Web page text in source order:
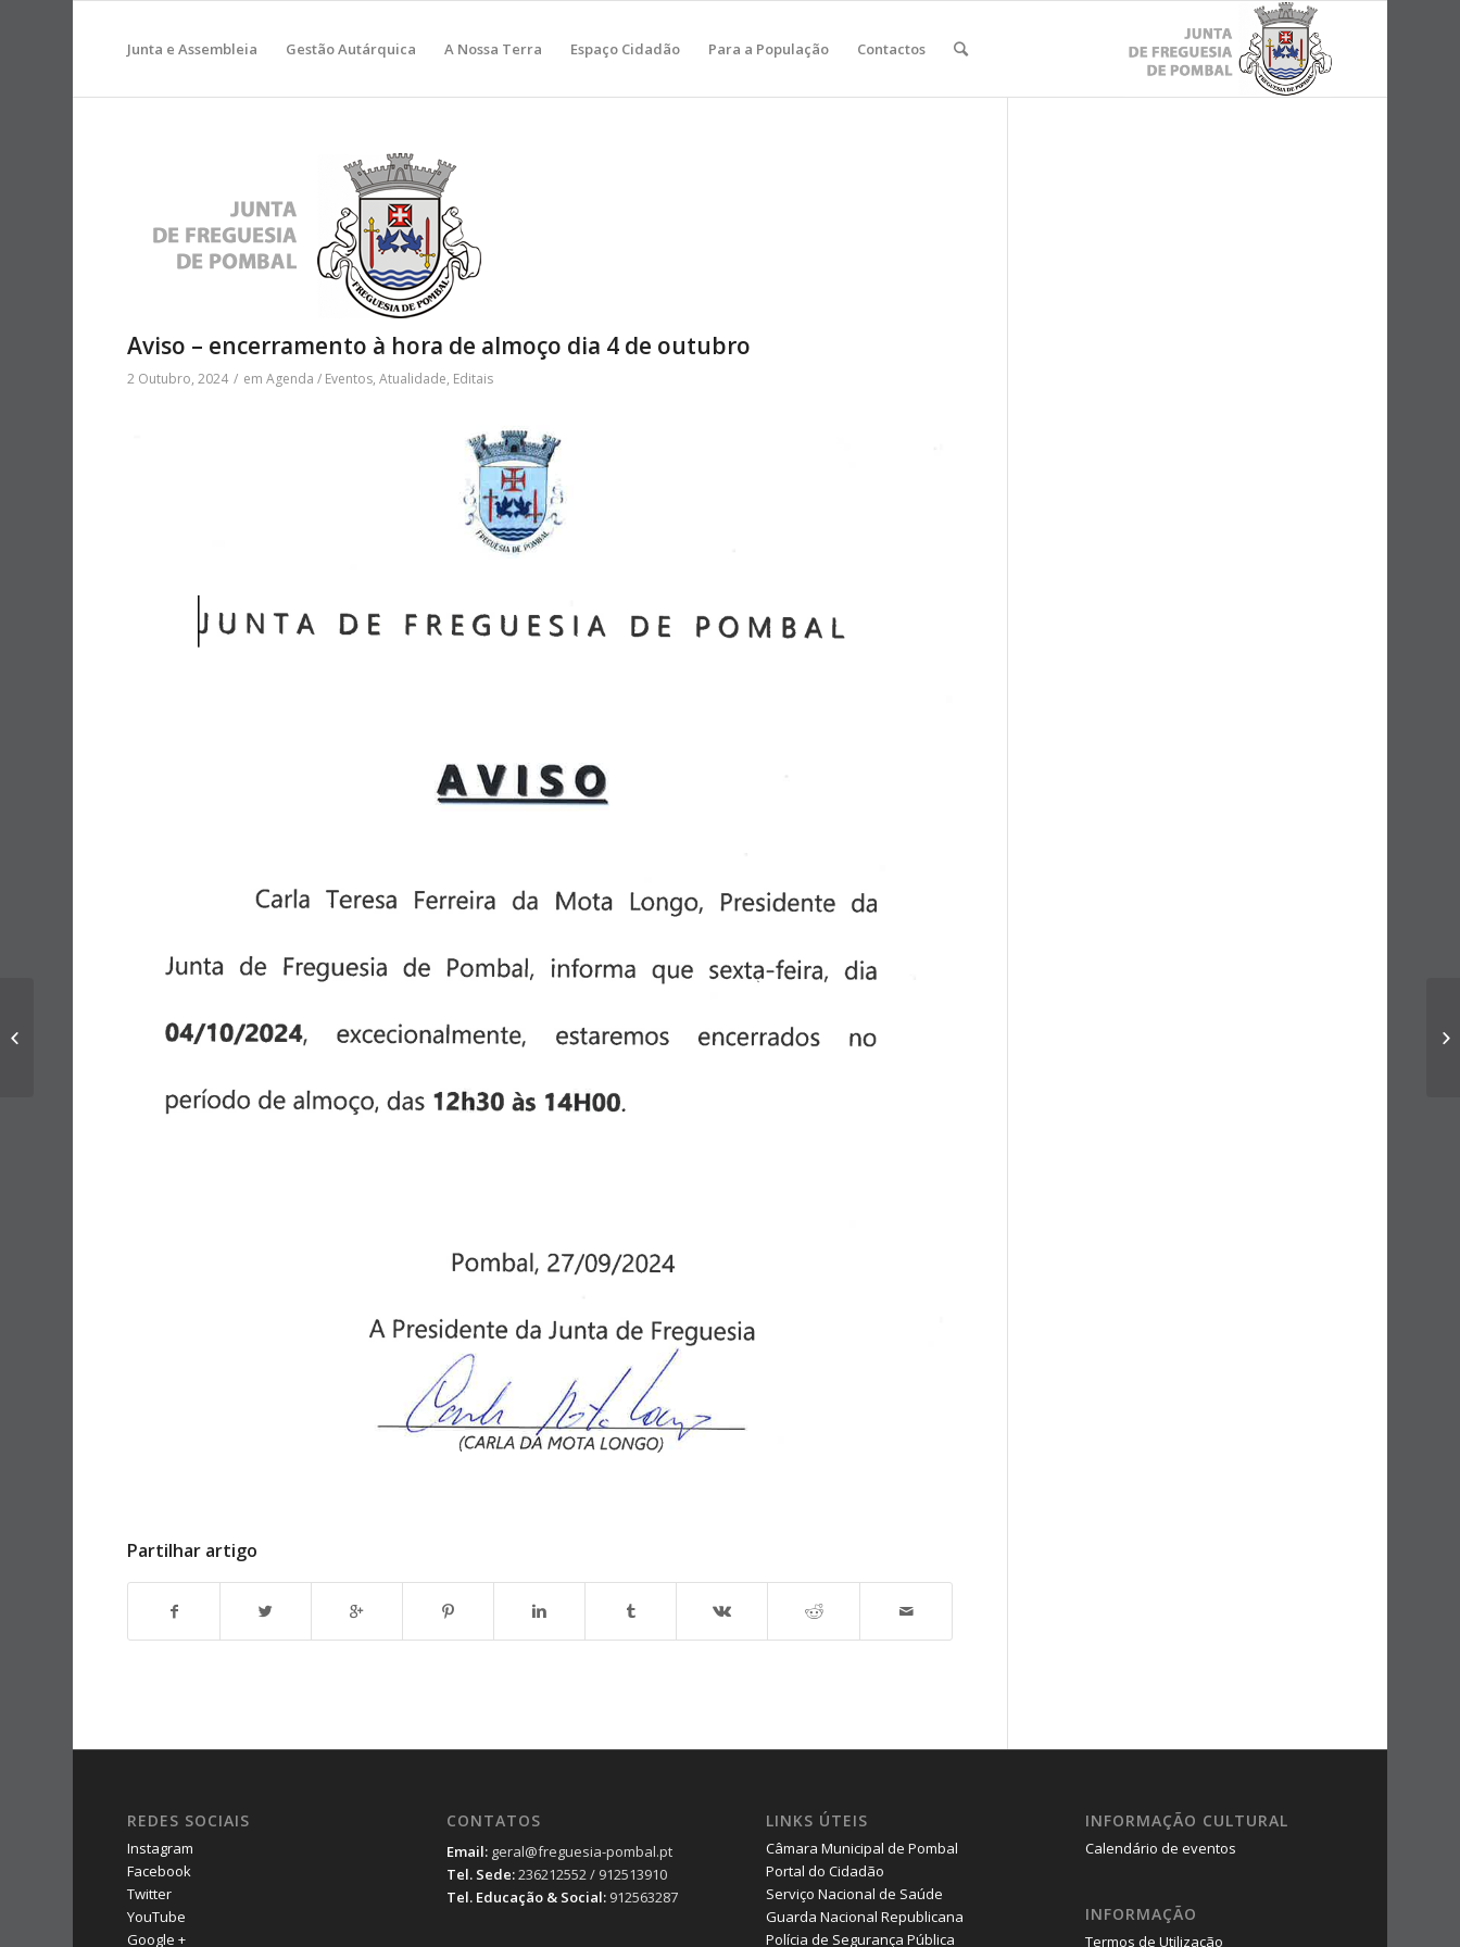
Junta e Assembleia Gestão Autárquica A Nossa Terra Espaço Cidadão Para a População Contactos
Aviso – encerramento à hora de almoço dia 4 de outubro
2 Outubro, 2024 / emAgenda / Eventos,Atualidade, Editais
Partilhar artigo
REDES SOCIAIS
Instagram
Facebook
Twitter
YouTube
Google +
CONTATOS
Email: geral@freguesia-pombal.pt
Tel. Sede:236212552 / 912513910
Tel. Educação & Social: 912563287
LINKS ÚTEIS
Câmara Municipal de Pombal
Portal do Cidadão
Serviço Nacional de Saúde
Guarda Nacional Republicana
Polícia de Segurança Pública
INFORMAÇÃO CULTURAL
Calendário de eventos
INFORMAÇÃO
Termos de Utilização
ordinárias de Junta de